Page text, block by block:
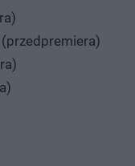
(przedpremiera)